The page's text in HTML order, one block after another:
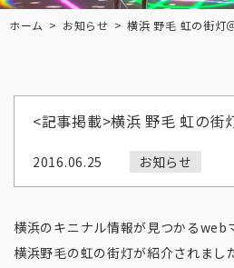
Breadcrumbs
ホーム お知らせ
<記事掲載>横浜 野毛 虹の街
2016.06.25 お知らせ
横浜のキニナル情報が見つかるweb
横浜野毛の虹の街灯が紹介されまし